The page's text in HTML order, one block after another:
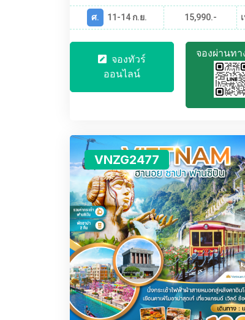
ศ. 11-14 ก.ย. 15,990.-
จองทัวร์
ออนไลน์
จองผ่านทา
VNZG2477